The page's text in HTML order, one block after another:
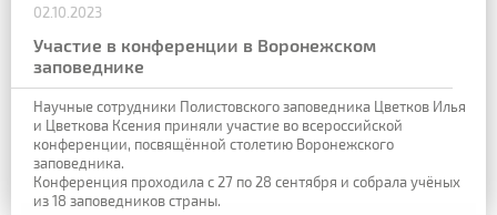
02.10.2023
Участие в конференции в Воронежском
заповеднике
Научные сотрудники Полистовского заповедника Цветков Илья
и Цветкова Ксения приняли участие во всероссийской
конференции, посвящённой столетию Воронежского
заповедника.
Конференция проходила с 27 по 28 сентября и собрала учёных
из 18 заповедников страны.